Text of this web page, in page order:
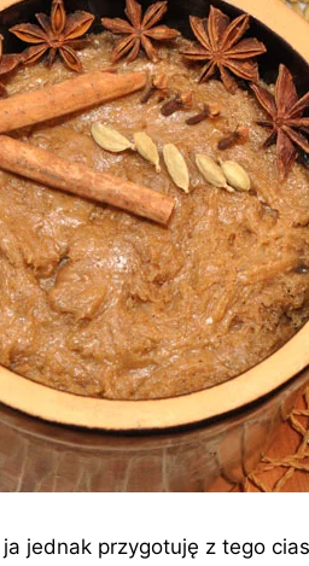
jednak przygotuję z tego